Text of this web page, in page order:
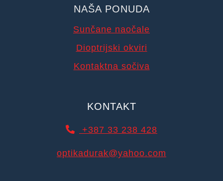
NAŠA PONUDA
Sunčane naočale
Dioptrijski okviri
Kontaktna sočiva
KONTAKT
+387 33 238 428
optikadurak@yahoo.com